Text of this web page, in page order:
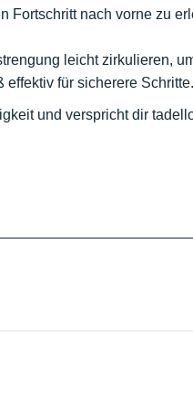
Fortschritt nach vorne zu
leicht zirkulieren,
für sicherere Schritte.
und verspricht dir